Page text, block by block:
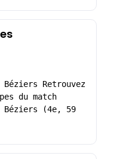
Béziers Retrouvez
du match
Béziers (4e, 59